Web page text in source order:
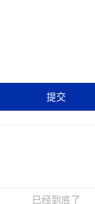
提交
已经到底了